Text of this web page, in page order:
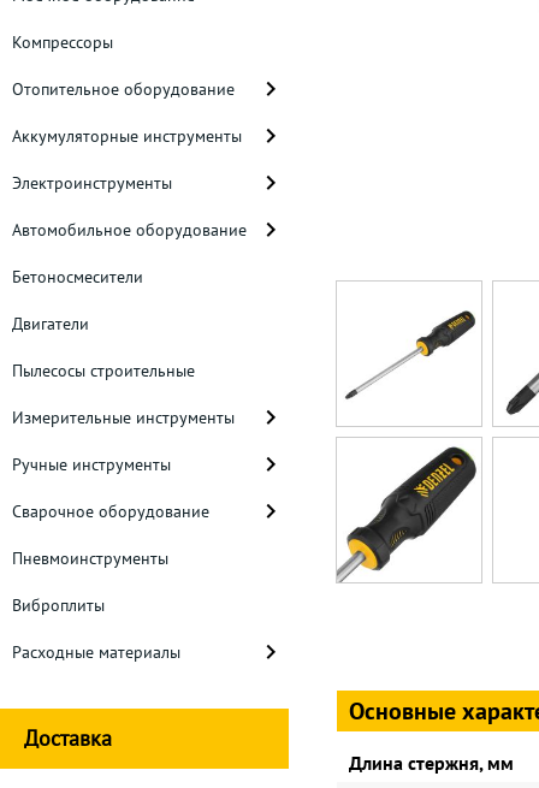
Компрессоры
Отопительное оборудование
Аккумуляторные инструменты
Электроинструменты
Автомобильное оборудование
Бетоносмесители
Двигатели
Пылесосы строительные
Измерительные инструменты
Ручные инструменты
Сварочное оборудование
Пневмоинструменты
Виброплиты
Расходные материалы
Доставка
Основные
Длина стержня, мм